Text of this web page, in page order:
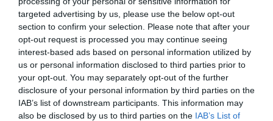
targeted advertising by us, please use the below opt-out
section to confirm your selection. Please note that after your
opt-out request is processed you may continue seeing
interest-based ads based on personal information utilized by
us or personal information disclosed to third parties prior to
your opt-out. You may separately opt-out of the further
disclosure of your personal information by third parties on the
IAB’s list of downstream participants. This information may
also be disclosed by us to third parties on the IAB’s List of
της Επ.Ο. 10, μήκους 17,3 χλμ. Οι σχεδιαζόμενες επεμβάσεις
είναι η ανακατασκευή του ασφαλτοτάπητα, η αντικατάσταση
στηθαίων ασφαλείας, η αντικατάσταση οριζόντιας και
κατακόρυφης σήμανσης και η αντιμετώπιση παρόδιας
βλάστησης.
Σκοπός είναι η βελτίωση της παρεχόμενης οδικής ασφάλειας
στους χρήστες και ειδικότερα η εφαρμογή επεμβάσεων